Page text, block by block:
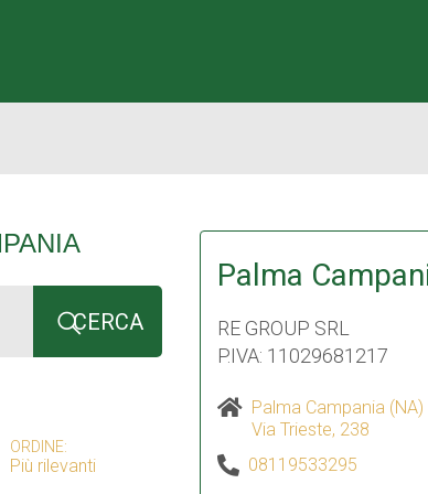
Palma
RE GROUP SRL
P.IVA: 11029681217
Palma Campania (NA)
Via Trieste, 238
08119533295
CERCA
ORDINE:
Più rilevanti